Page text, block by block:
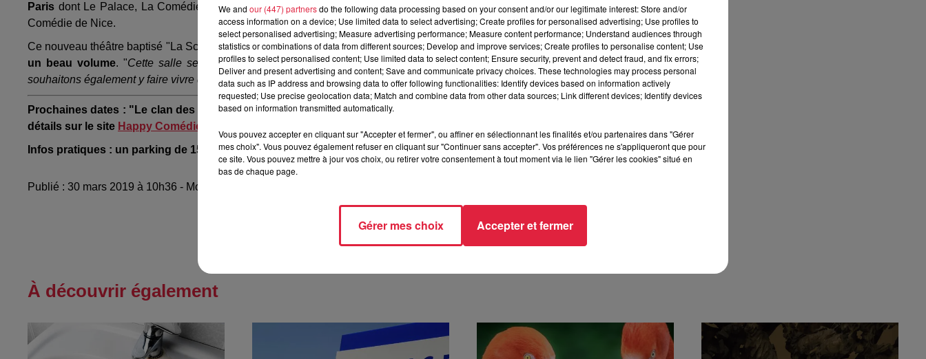
Paris dont Le Palace, La Comédie St Martin, La Grande Comédie, Le Théâtre Montorgueil, et une salle dans le sud, La
Comédie de Nice.
Ce nouveau théâtre baptisé "La Scène de Strasbourg" comprendune grande salle de 500 places en velours rouge avec
un beau volume. "Cette salle sera certes dédiée à notre spécialité : l'humour et les pièces de boulevard, mais nous
souhaitons également y faire vivre d'autres formes de spectacle vivant." précise Alil Vardar.
Prochaines dates : "Le clan des divorcés", les 30 et 31 mars, les 6,7,13,14 avril, Antonia de Rendinger le 3 mai. Les
détails sur le site Happy Comédie.
Infos pratiques : un parking de 1500 places est situé devant le théâtre.
Publié : 30 mars 2019 à 10h36 - Modifié : 10 mai 2021 à 10h48 Anne-Sophie Martin
À découvrir également
We and our (447) partnersdo the following data processing based on your consent and/or our legitimate interest: Store and/or
access information on a device; Use limited data to select advertising; Create profiles for personalised advertising; Use profiles to
select personalised advertising; Measure advertising performance; Measure content performance; Understand audiences through
statistics or combinations of data from different sources; Develop and improve services; Create profiles to personalise content; Use
profiles to select personalised content; Use limited data to select content; Ensure security, prevent and detect fraud, and fix errors;
Deliver and present advertising and content; Save and communicate privacy choices. These technologies may process personal
data such as IP address and browsing data to offer following functionalities: Identify devices based on information actively
requested; Use precise geolocation data; Match and combine data from other data sources; Link different devices; Identify devices
based on information transmitted automatically.
Vous pouvez accepter en cliquant sur "Accepter et fermer", ou affiner en sélectionnant les finalités et/ou partenaires dans "Gérer
mes choix". Vous pouvez également refuser en cliquant sur "Continuer sans accepter". Vos préférences ne s'appliqueront que pour
ce site. Vous pouvez mettre à jour vos choix, ou retirer votre consentement à tout moment via le lien "Gérer les cookies" situé en
bas de chaque page.
Gérer mes choix Accepter et fermer